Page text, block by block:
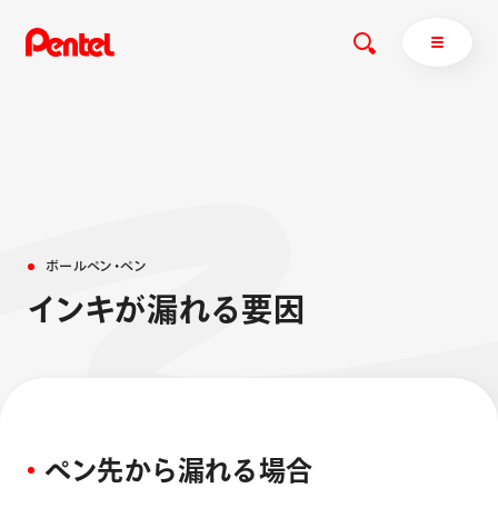
サインペン オレンズ
ボールペン
ペン
ブラッシュ（筆）
ぺんてるについて
運営会社
ボー ルペン ・ペン
インキが漏れる要 因
ペン先から漏れる場合